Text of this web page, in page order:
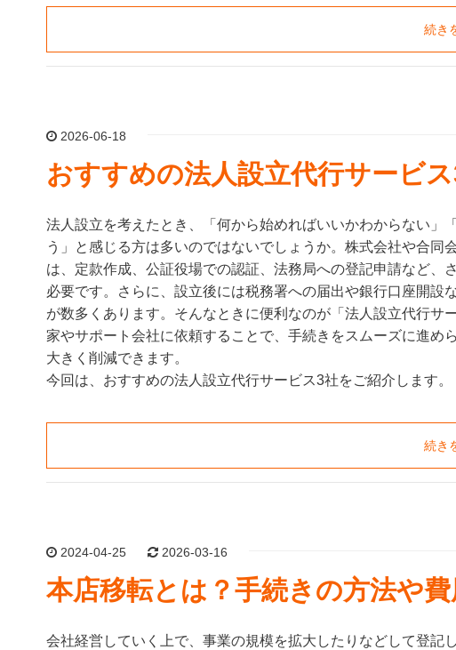
続き
2026-06-18
おすすめの法人設立代行サービ
法人設立を考えたとき、「何から始めればいいかわからない」
う」と感じる方は多いのではないでしょうか。株式会社や合同
は、定款作成、公証役場での認証、法務局への登記申請など、
必要です。さらに、設立後には税務署への届出や銀行口座開設
が数多くあります。そんなときに便利なのが「法人設立代行サ
家やサポート会社に依頼することで、手続きをスムーズに進め
大きく削減できます。
今回は、おすすめの法人設立代行サービス3社をご紹介します。
続き
2024-04-25 2026-03-16
本店移転とは？手続きの方法や費
会社経営していく上で、事業の規模を拡大したりなどして登記